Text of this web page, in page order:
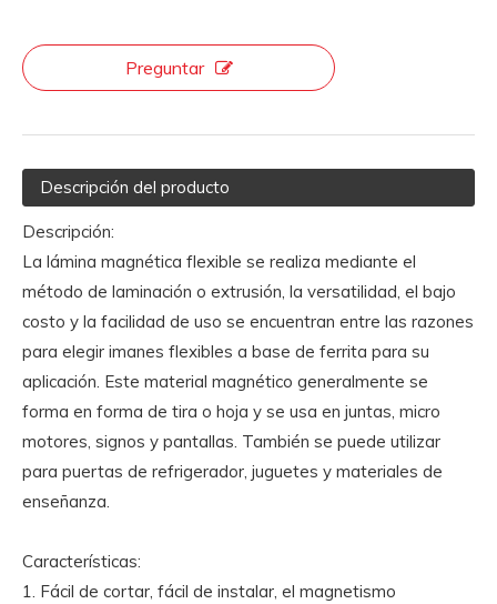
Preguntar
Descripción del producto
Descripción:
La lámina magnética flexible se realiza mediante el
método de laminación o extrusión, la versatilidad, el bajo
costo y la facilidad de uso se encuentran entre las razones
para elegir imanes flexibles a base de ferrita para su
aplicación. Este material magnético generalmente se
forma en forma de tira o hoja y se usa en juntas, micro
motores, signos y pantallas. También se puede utilizar
para puertas de refrigerador, juguetes y materiales de
enseñanza.
Características:
1. Fácil de cortar, fácil de instalar, el magnetismo